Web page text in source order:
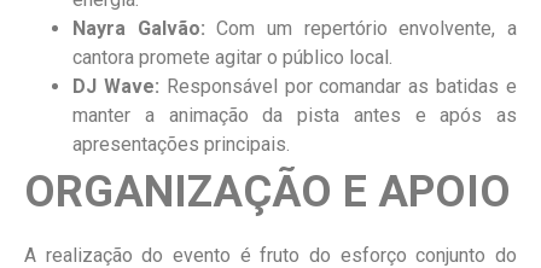
Nayra Galvão: Com um repertório envolvente, a
cantora promete agitar o público local.
DJ Wave: Responsável por comandar as batidas e
manter a animação da pista antes e após as
apresentações principais.
ORGANIZAÇÃO E APOIO
A realização do evento é fruto do esforço conjunto do